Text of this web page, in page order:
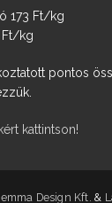
173 Ft/kg
Ft/kg
pontos
kattintson!
Design Kft. &